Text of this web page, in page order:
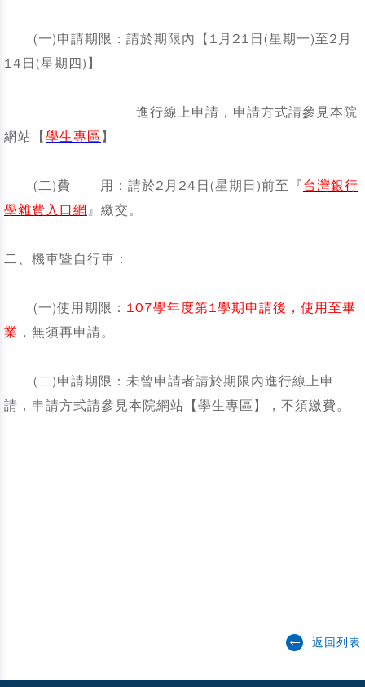
(一)申請期限：請於期限內【1月21日(星期一)至2月
14日(星期四)】
進行線上申請，申請方式請參見本院
網站【學生專區】
(二)費 用：請於2月24日(星期日)前至『台灣銀行
學雜費入口網 』繳交。
二、機車暨自行車：
(一)使用期限： 107學年度第1學期申請後，使用至畢
業 ，無須再申請。
(二)申請期限：未曾申請者請於期限內進行線上申
請，申請方式請參見本院網站【學生專區】，不須繳費。
返回列表